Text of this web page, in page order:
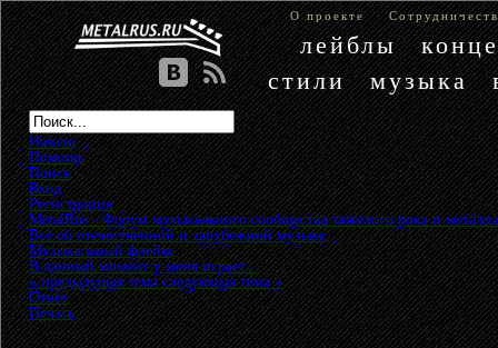
О проекте
лейблы
стили
музыка
Начало
Помощь
Поиск
Вход
Регистрация
MetalRus - Форум музыкального сообщества тяжелого рока и металла
Всё об отечественной и зарубежной музыке»
Музыкальный флейм»
В данный момент у меня играет...
« предыдущая тема следующая тема »
Ответ
Печать